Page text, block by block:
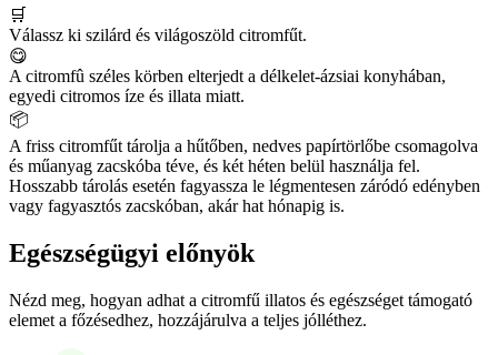
🛒
Válassz ki szilárd és világoszöld citromfűt.
😋
A citromfû széles körben elterjedt a délkelet-ázsiai konyhában,
egyedi citromos íze és illata miatt.
📦
A friss citromfűt tárolja a hűtőben, nedves papírtörlőbe csomagolva
és műanyag zacskóba téve, és két héten belül használja fel.
Hosszabb tárolás esetén fagyassza le légmentesen záródó edényben
vagy fagyasztós zacskóban, akár hat hónapig is.
Egészségügyi előnyök
Nézd meg, hogyan adhat a citromfű illatos és egészséget támogató
elemet a főzésedhez, hozzájárulva a teljes jólléthez.